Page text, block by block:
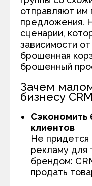
отправляют им
предложения.
сценарии,
зависимости
брошенная
брошенный
Зачем
бизнесу
Сэкономить
клиентов
Не придется
рекламу для
брендом:
продать